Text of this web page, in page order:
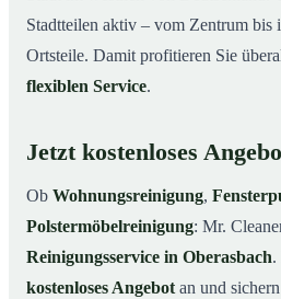
Stadtteilen aktiv – vom Zentrum bis
Ortsteile. Damit profitieren Sie
flexiblen Service.
Jetzt kostenloses
Ob Wohnungsreinigung,
Polstermöbelreinigung: Mr.
Reinigungsservice in Oberasbach.
kostenloses Angebot an und